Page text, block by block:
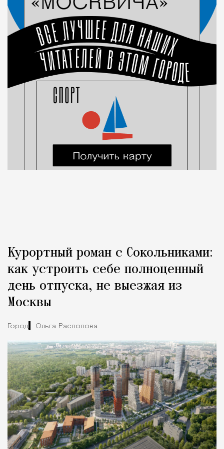
Курортный роман с Сокольниками:
как устроить себе полноценный
день отпуска, не выезжая из
Москвы
Город Ольга Распопова